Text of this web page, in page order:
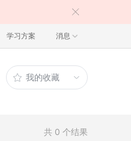
学习方案 消息
我的收藏
共 0 个结果